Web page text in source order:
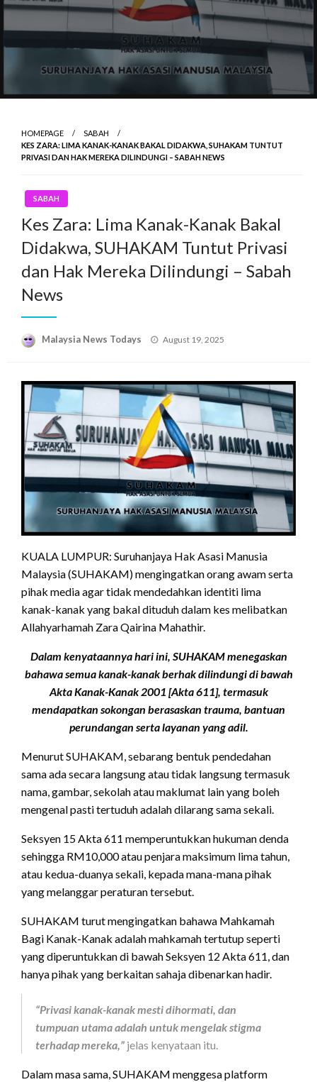
HOMEPAGE
SABAH
KES ZARA: LIMA KANAK-KANAK BAKAL DIDAKWA, SUHAKAM TUNTUT
PRIVASI DAN HAK MEREKA DILINDUNGI – SABAH NEWS
SABAH
Kes Zara: Lima Kanak-Kanak Bakal
Didakwa, SUHAKAM Tuntut Privasi
dan Hak Mereka Dilindungi – Sabah
News
Malaysia News Todays
Posted
August 19, 2025
KUALA LUMPUR: Suruhanjaya Hak Asasi Manusia
Malaysia (SUHAKAM) mengingatkan orang awam serta
pihak media agar tidak mendedahkan identiti lima
kanak-kanak yang bakal dituduh dalam kes melibatkan
Allahyarhamah Zara Qairina Mahathir.
Dalam kenyataannya hari ini, SUHAKAM menegaskan
bahawa semua kanak-kanak berhak dilindungi di bawah
Akta Kanak-Kanak 2001 [Akta 611], termasuk
mendapatkan sokongan berasaskan trauma, bantuan
perundangan serta layanan yang adil.
Menurut SUHAKAM, sebarang bentuk pendedahan
sama ada secara langsung atau tidak langsung termasuk
nama, gambar, sekolah atau maklumat lain yang boleh
mengenal pasti tertuduh adalah dilarang sama sekali.
Seksyen 15 Akta 611 memperuntukkan hukuman denda
sehingga RM10,000 atau penjara maksimum lima tahun,
atau kedua-duanya sekali, kepada mana-mana pihak
yang melanggar peraturan tersebut.
SUHAKAM turut mengingatkan bahawa Mahkamah
Bagi Kanak-Kanak adalah mahkamah tertutup seperti
yang diperuntukkan di bawah Seksyen 12 Akta 611, dan
hanya pihak yang berkaitan sahaja dibenarkan hadir.
“Privasi kanak-kanak mesti dihormati, dan
tumpuan utama adalah untuk mengelak stigma
terhadap mereka,” jelas kenyataan itu.
Dalam masa sama, SUHAKAM menggesa platform